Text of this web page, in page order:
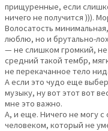
прищуренные, если
ничего не получится ))).
Волосатость
люблю, но и брутально-
— не слишком громкий,
средний такой тембр,
не перекачанное тело
А если это чудо еще
музыку, ну вот этот вот
мне это важно.
А, и еще. Ничего не могу с
человеком, который не